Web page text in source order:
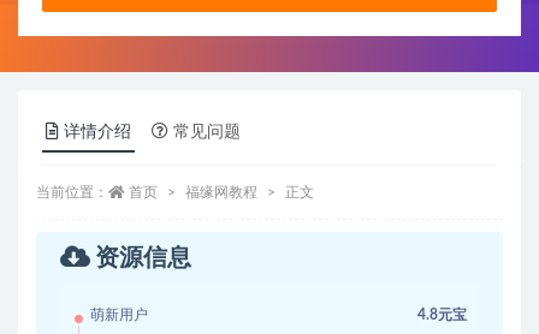
详情介绍 常见问题
当前位置： 首页 福缘网教程 正文
资源信息
萌新用户 4.8元宝